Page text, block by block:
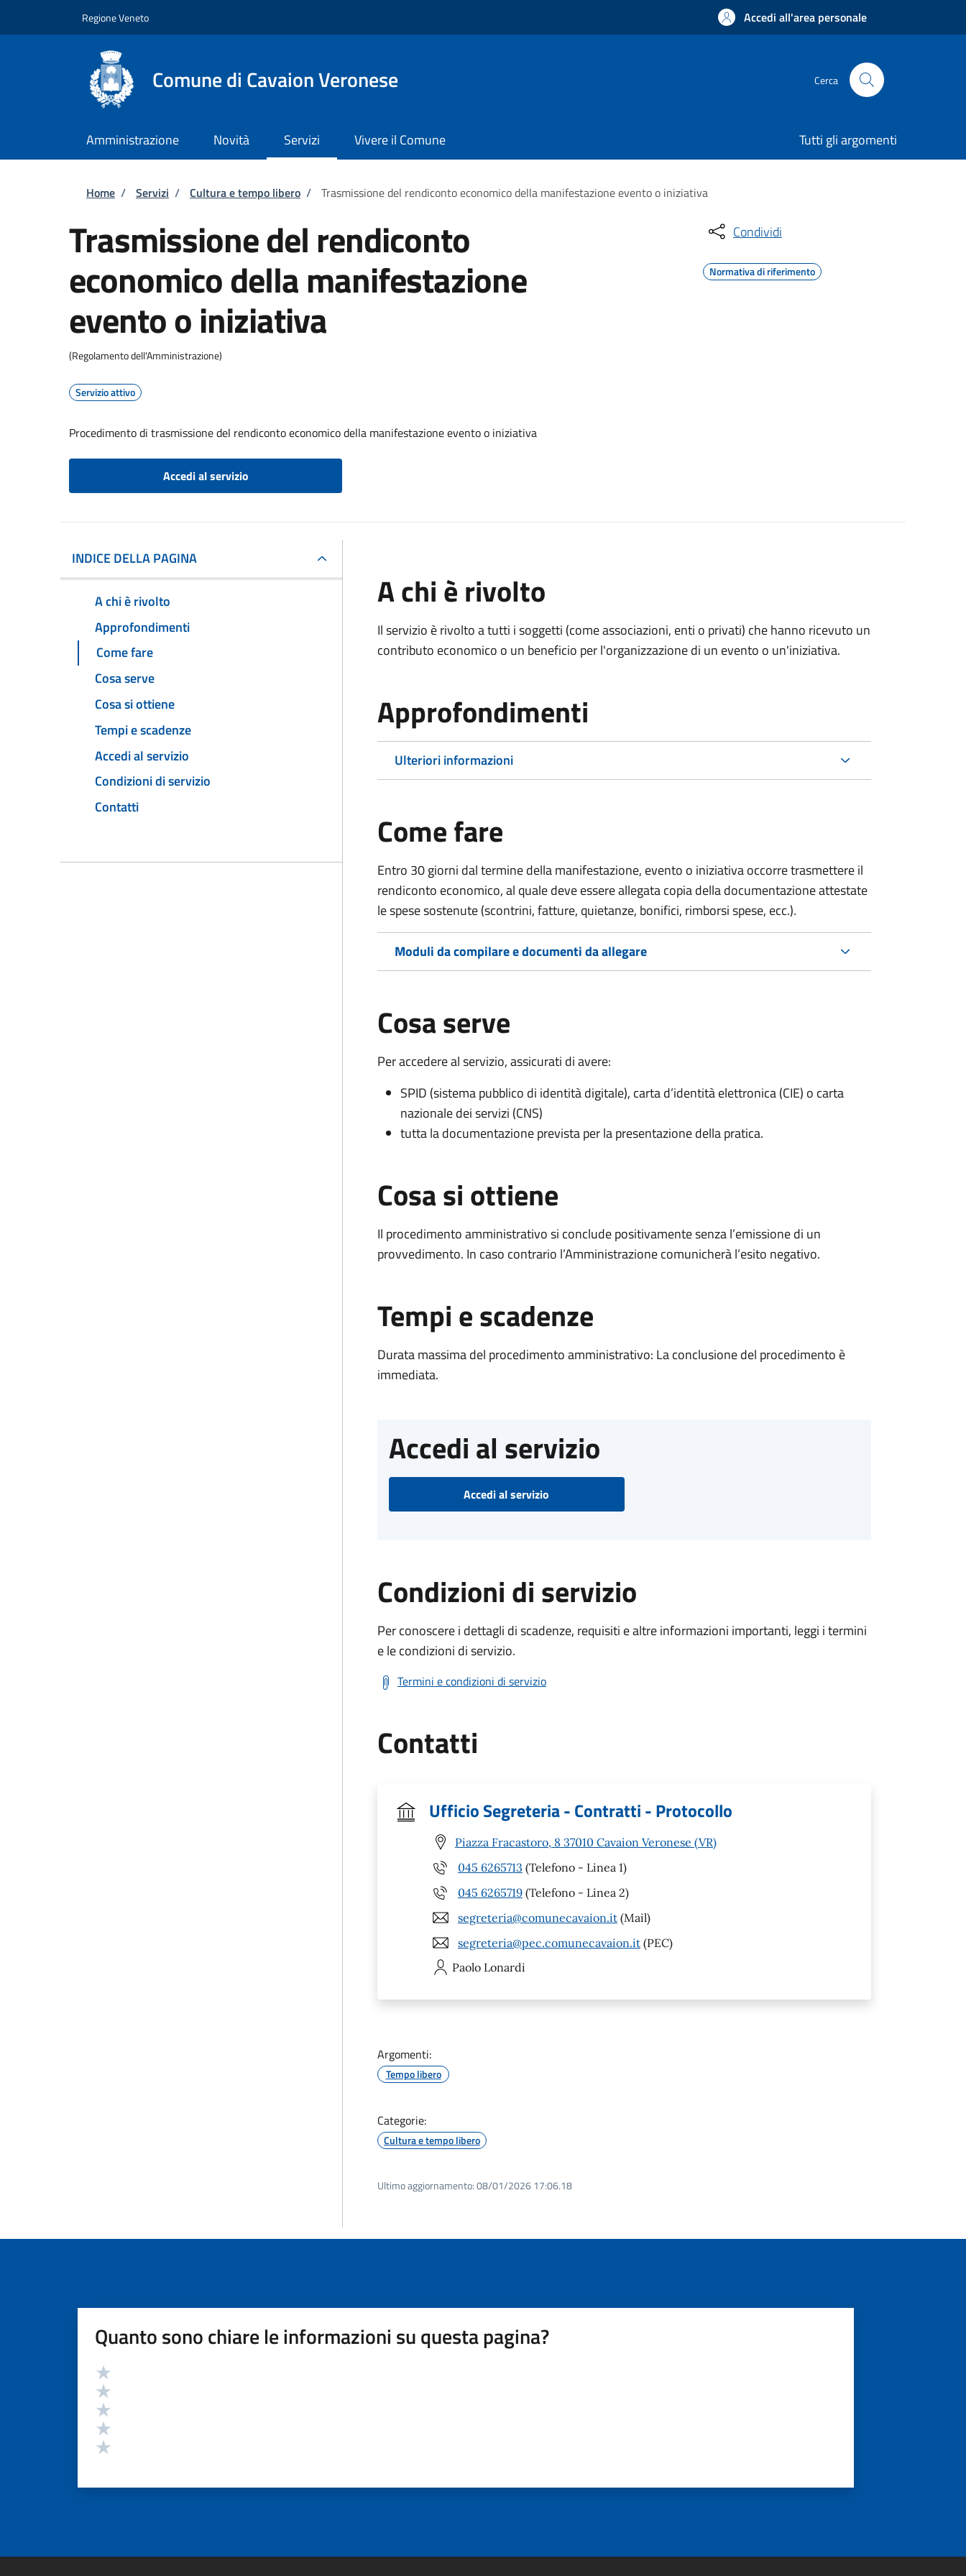
Regione Veneto Accedi all'area personale
Comune di Cavaion Veronese Cerca
Amministrazione Novità Servizi Vivere il Comune Tutti gli argomenti
Briciole di pane
Home / Servizi / Cultura e tempo libero / Trasmissione del rendiconto economico della manifestazione evento o iniziativa
Trasmissione del rendiconto
economico della manifestazione
evento o iniziativa
(Regolamento dell'Amministrazione)
Servizio attivo
Procedimento di trasmissione del rendiconto economico della manifestazione evento o iniziativa
Accedi al servizio
Condividi
Normativa di riferimento
INDICE DELLA PAGINA
A chi è rivolto
Approfondimenti
Come fare
Cosa serve
Cosa si ottiene
Tempi e scadenze
Accedi al servizio
Condizioni di servizio
Contatti
A chi è rivolto
Il servizio è rivolto a tutti i soggetti (come associazioni, enti o privati) che hanno ricevuto un
contributo economico o un beneficio per l'organizzazione di un evento o un'iniziativa.
Approfondimenti
Ulteriori informazioni
Come fare
Entro 30 giorni dal termine della manifestazione, evento o iniziativa occorre trasmettere il
rendiconto economico, al quale deve essere allegata copia della documentazione attestate
le spese sostenute (scontrini, fatture, quietanze, bonifici, rimborsi spese, ecc.).
Moduli da compilare e documenti da allegare
Cosa serve
Per accedere al servizio, assicurati di avere:
SPID (sistema pubblico di identità digitale), carta d’identità elettronica (CIE) o carta
nazionale dei servizi (CNS)
tutta la documentazione prevista per la presentazione della pratica.
Cosa si ottiene
Il procedimento amministrativo si conclude positivamente senza l’emissione di un
provvedimento. In caso contrario l’Amministrazione comunicherà l’esito negativo.
Tempi e scadenze
Durata massima del procedimento amministrativo: La conclusione del procedimento è
immediata.
Accedi al servizio
Accedi al servizio
Condizioni di servizio
Per conoscere i dettagli di scadenze, requisiti e altre informazioni importanti, leggi i termini
e le condizioni di servizio.
Termini e condizioni di servizio
Contatti
Ufficio Segreteria - Contratti - Protocollo
Piazza Fracastoro, 8 37010 Cavaion Veronese (VR)
045 6265713 (Telefono - Linea 1)
045 6265719 (Telefono - Linea 2)
segreteria@comunecavaion.it (Mail)
segreteria@pec.comunecavaion.it (PEC)
Paolo Lonardi
Argomenti:
Tempo libero
Categorie:
Cultura e tempo libero
Ultimo aggiornamento:08/01/2026 17:06.18
Quanto sono chiare le informazioni su questa pagina?
Valutazione